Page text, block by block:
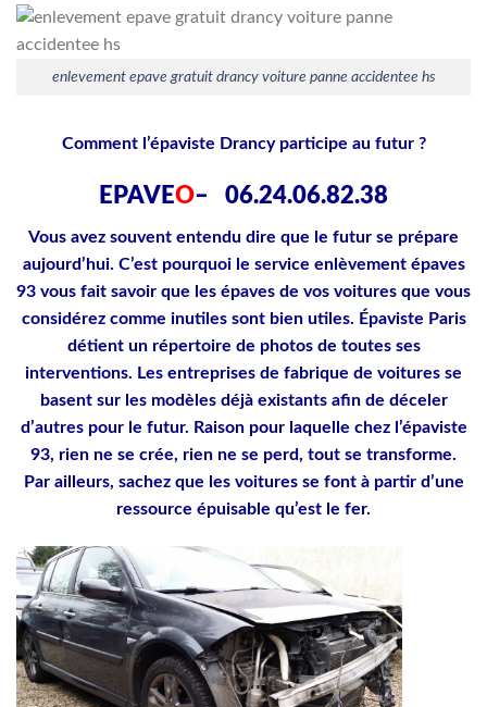
enlevement epave gratuit drancy voiture panne accidentee hs
Comment l’épaviste Drancy participe au futur ?
EPAVEO– 06.24.06.82.38
Vous avez souvent entendu dire que le futur se prépare
aujourd’hui. C’est pourquoi le service enlèvement épaves
93 vous fait savoir que les épaves de vos voitures que vous
considérez comme inutiles sont bien utiles. Épaviste Paris
détient un répertoire de photos de toutes ses
interventions. Les entreprises de fabrique de voitures se
basent sur les modèles déjà existants afin de déceler
d’autres pour le futur. Raison pour laquelle chez l’épaviste
93, rien ne se crée, rien ne se perd, tout se transforme.
Par ailleurs, sachez que les voitures se font à partir d’une
ressource épuisable qu’est le fer.